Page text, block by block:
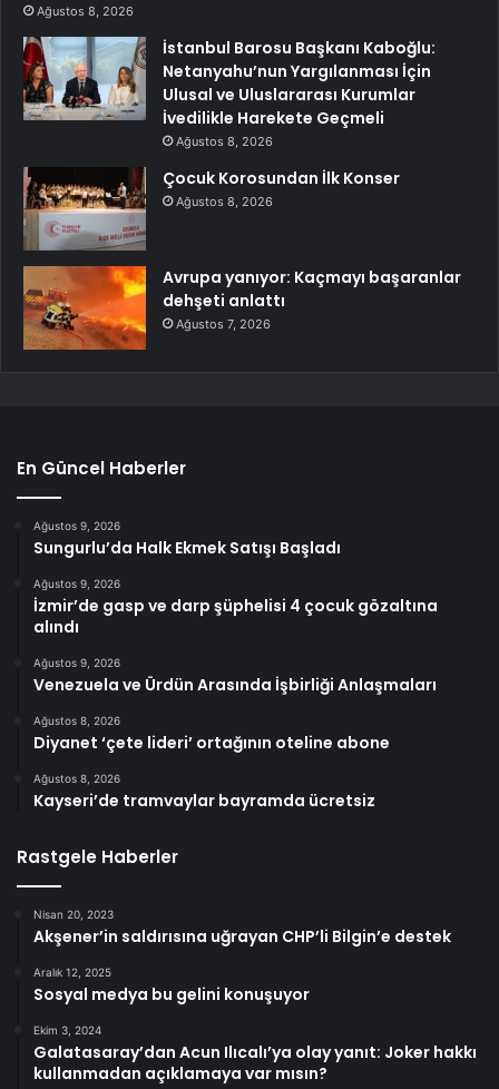
Ağustos 8, 2026
İstanbul Barosu Başkanı Kaboğlu:
Netanyahu’nun Yargılanması İçin
Ulusal ve Uluslararası Kurumlar
İvedilikle Harekete Geçmeli
Ağustos 8, 2026
Çocuk Korosundan İlk Konser
Ağustos 8, 2026
Avrupa yanıyor: Kaçmayı başaranlar
dehşeti anlattı
Ağustos 7, 2026
En Güncel Haberler
Ağustos 9, 2026
Sungurlu’da Halk Ekmek Satışı Başladı
Ağustos 9, 2026
İzmir’de gasp ve darp şüphelisi 4 çocuk gözaltına
alındı
Ağustos 9, 2026
Venezuela ve Ürdün Arasında İşbirliği Anlaşmaları
Ağustos 8, 2026
Diyanet ‘çete lideri’ ortağının oteline abone
Ağustos 8, 2026
Kayseri’de tramvaylar bayramda ücretsiz
Rastgele Haberler
Nisan 20, 2023
Akşener’in saldırısına uğrayan CHP’li Bilgin’e destek
Aralık 12, 2025
Sosyal medya bu gelini konuşuyor
Ekim 3, 2024
Galatasaray’dan Acun Ilıcalı’ya olay yanıt: Joker hakkı
kullanmadan açıklamaya var mısın?